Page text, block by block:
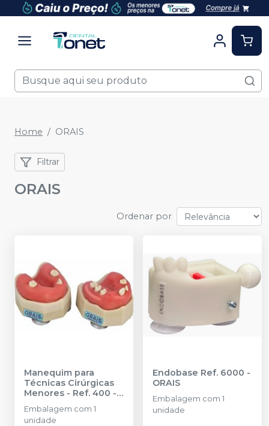
Home ORAIS
Filtrar
ORAIS
Ordenar por
Manequim para
Técnicas Cirúrgicas
Menores - Ref. 400 -
ORAIS
Embalagem com 1
unidade
Endobase Ref. 6000 -
ORAIS
Embalagem com 1
unidade